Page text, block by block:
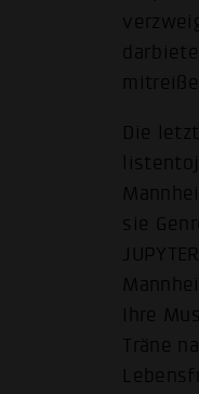
Die
sie
Ihre
Träne